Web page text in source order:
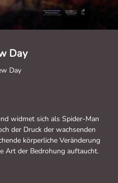
Day
Day
widmet sich als Spider-Man
der Druck der wachsenden
körperliche Veränderung
Art der Bedrohung auftaucht.